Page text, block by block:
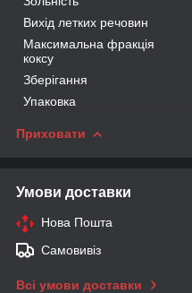
Вихід летких речовин
Максимальна фракція
коксу
Зберігання
Упаковка
Приховати
Умови доставки
Нова Пошта
Самовивіз
Всі умови доставки